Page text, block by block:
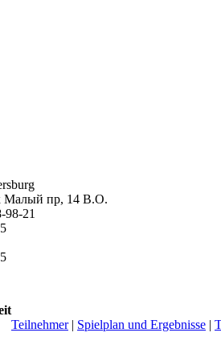
Малый пр, 14 В.О.
98-21
Teilnehmer| Spielplan und Ergebnisse |